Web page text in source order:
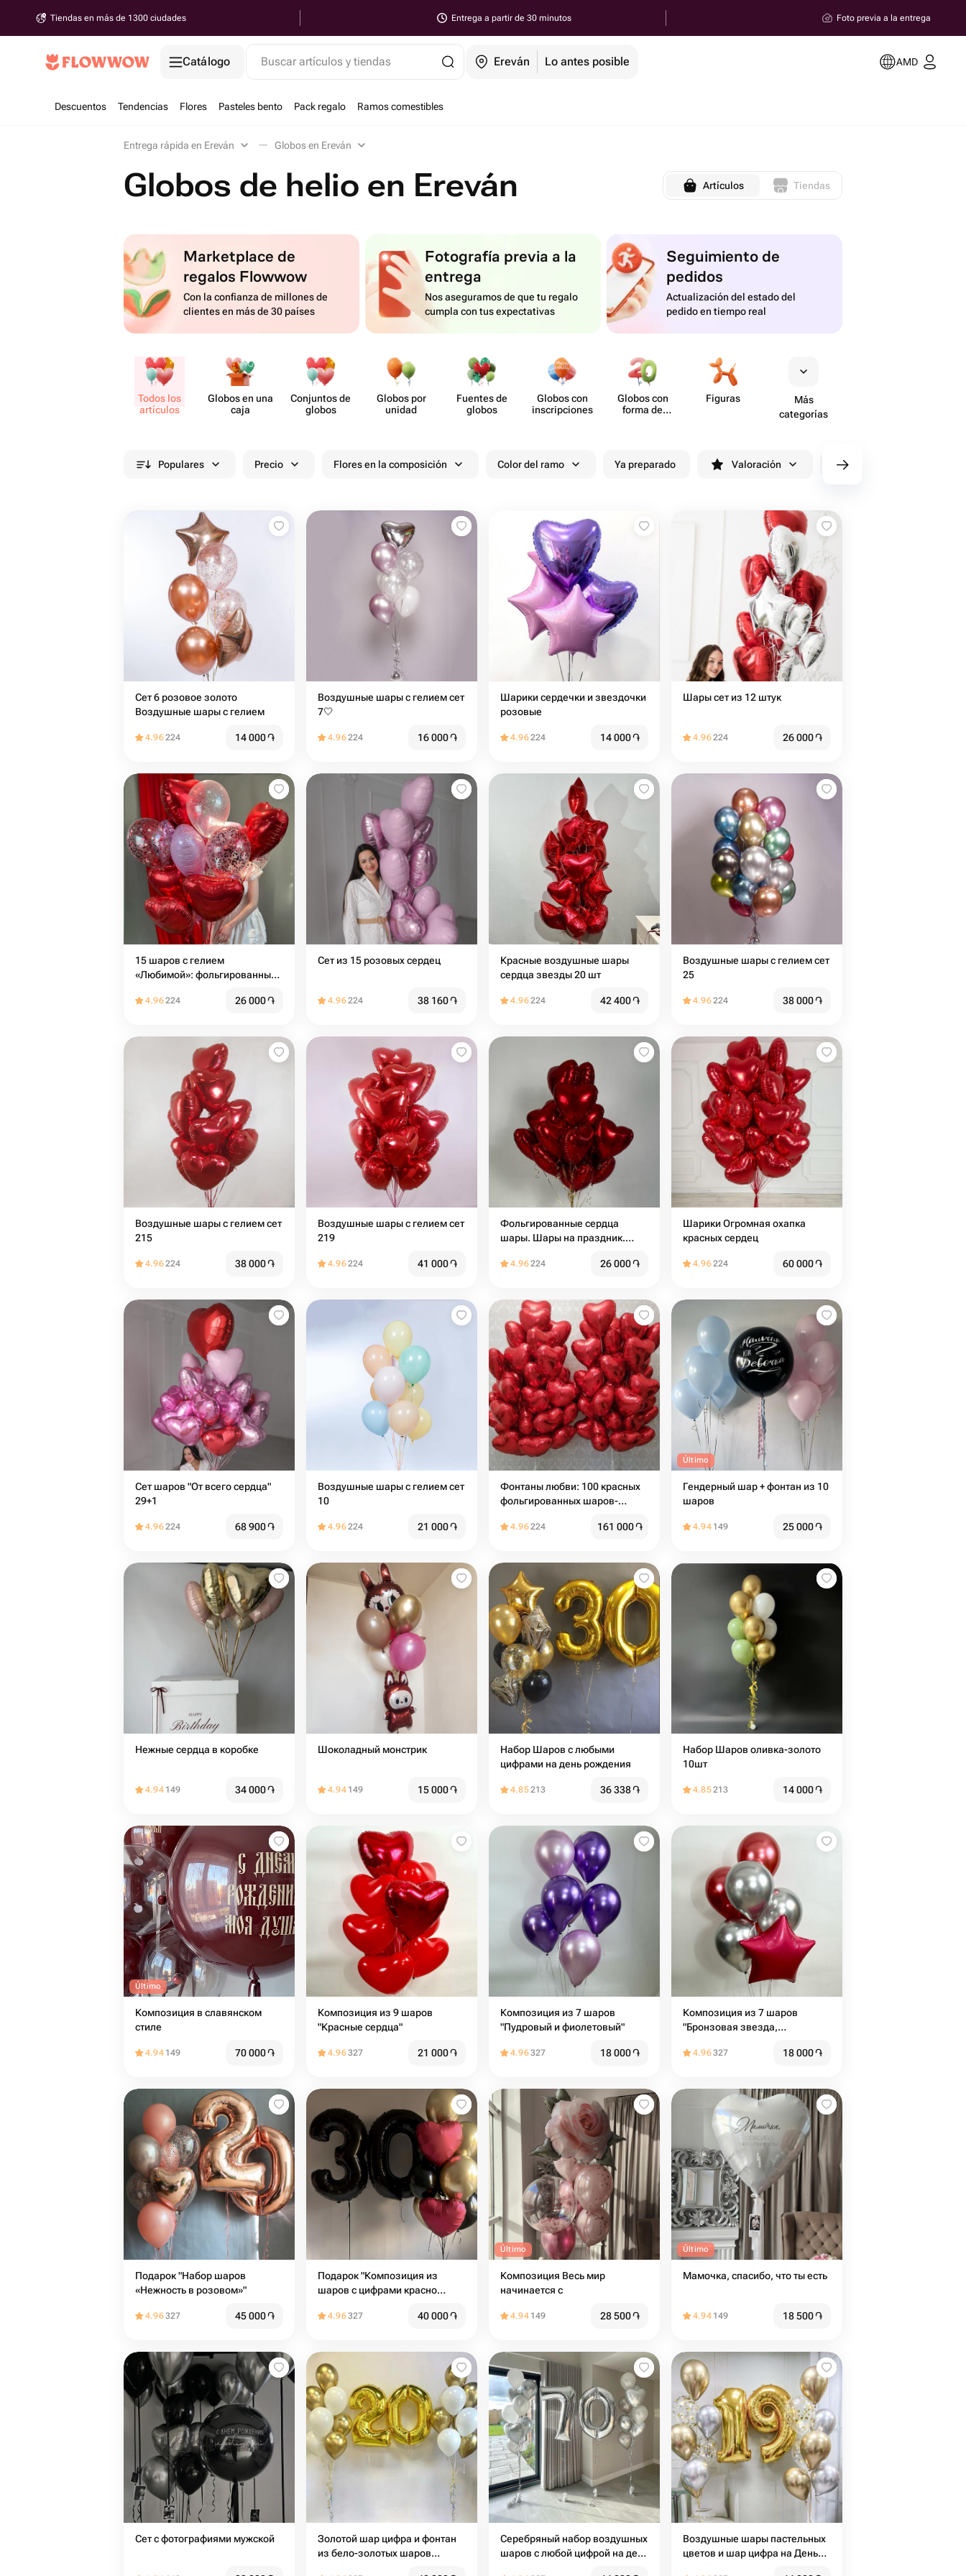
Tiendas en más de 1300 ciudades Entrega a partir de 30 minutos Foto previa a la entrega
Catálogo Buscar artículos y tiendas Ereván Lo antes posible AMD
Descuentos Tendencias Flores Pasteles bento Pack regalo Ramos comestibles
Entrega rápida en Ereván Globos en Ereván
Globos de helio en Ereván Artículos Tiendas
Marketplace de
regalos Flowwow
Con la confianza de millones de
clientes en más de 30 países
Fotografía previa a la
entrega
Nos aseguramos de que tu regalo
cumpla con tus expectativas
Seguimiento de
pedidos
Actualización del estado del
pedido en tiempo real
Todos los
artículos
Globos en una
caja
Conjuntos de
globos
Globos por
unidad
Fuentes de
globos
Globos con
inscrip​ciones
Globos con
forma de
Figuras
Más
categorías
Populares Precio Flores en la composición Color del ramo Ya preparado Valoración cv/filters/name_fast_delivery
Сет 6 розовое золото
Воздушные шары с гелием
4.96224 14 000֏
Воздушные шары с гелием сет
7🤍
4.96224 16 000֏
Шарики сердечки и звездочки
розовые
4.96224 14 000֏
Шары сет из 12 штук
4.96224 26 000֏
15 шаров с гелием
«Любимой»: фольгированные
4.96224 26 000֏
Сет из 15 розовых сердец
4.96224 38 160֏
Красные воздушные шары
сердца звезды 20 шт
4.96224 42 400֏
Воздушные шары с гелием сет
25
4.96224 38 000֏
Воздушные шары с гелием сет
215
4.96224 38 000֏
Воздушные шары с гелием сет
219
4.96224 41 000֏
Фольгированные сердца
шары. Шары на праздник.
Подарок на мероприятие. 14
4.96224 26 000֏
Шарики Огромная охапка
красных сердец
4.96224 60 000֏
Сет шаров "От всего сердца"
29+1
4.96224 68 900֏
Воздушные шары с гелием сет
10
4.96224 21 000֏
Фонтаны любви: 100 красных
фольгированных шаров-
4.96224 161 000֏
Último
Гендерный шар + фонтан из 10
шаров
4.94 149 25 000֏
Нежные сердца в коробке
4.94 149 34 000֏
Шоколадный монстрик
4.94 149 15 000֏
Набор Шаров с любыми
цифрами на день рождения
4.85213 36 338֏
Набор Шаров оливка-золото
10шт
4.85213 14 000֏
Último
Композиция в славянском
стиле
4.94 149 70 000֏
Композиция из 9 шаров
"Красные сердца"
4.96327 21 000֏
Композиция из 7 шаров
"Пудровый и фиолетовый"
4.96327 18 000֏
Композиция из 7 шаров
"Бронзовая звезда,
шары"
4.96327 18 000֏
Подарок "Набор шаров
«Нежность в розовом»"
4.96327 45 000֏
Подарок "Композиция из
шаров с цифрами красно
4.96327 40 000֏
Último
Композиция Весь мир
начинается с
4.94 149 28 500֏
Último
Мамочка, спасибо, что ты есть
4.94 149 18 500֏
Сет с фотографиями мужской
Золотой шар цифра и фонтан
из бело-золотых шаров
Серебряный набор воздушных
шаров с любой цифрой на день
Воздушные шары пастельных
цветов и шар цифра на День